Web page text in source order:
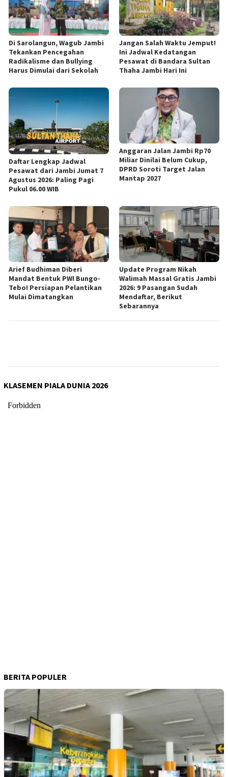
Di Sarolangun, Wagub Jambi
Tekankan Pencegahan
Radikalisme dan Bullying
Harus Dimulai dari Sekolah
Jangan Salah Waktu Jemput!
Ini Jadwal Kedatangan
Pesawat di Bandara Sultan
Thaha Jambi Hari Ini
Daftar Lengkap Jadwal
Pesawat dari Jambi Jumat 7
Agustus 2026: Paling Pagi
Pukul 06.00 WIB
Anggaran Jalan Jambi Rp70
Miliar Dinilai Belum Cukup,
DPRD Soroti Target Jalan
Mantap 2027
Arief Budhiman Diberi
Mandat Bentuk PWI Bungo-
Tebo! Persiapan Pelantikan
Mulai Dimatangkan
Update Program Nikah
Walimah Massal Gratis Jambi
2026: 9 Pasangan Sudah
Mendaftar, Berikut
Sebarannya
KLASEMEN PIALA DUNIA 2026
BERITA POPULER